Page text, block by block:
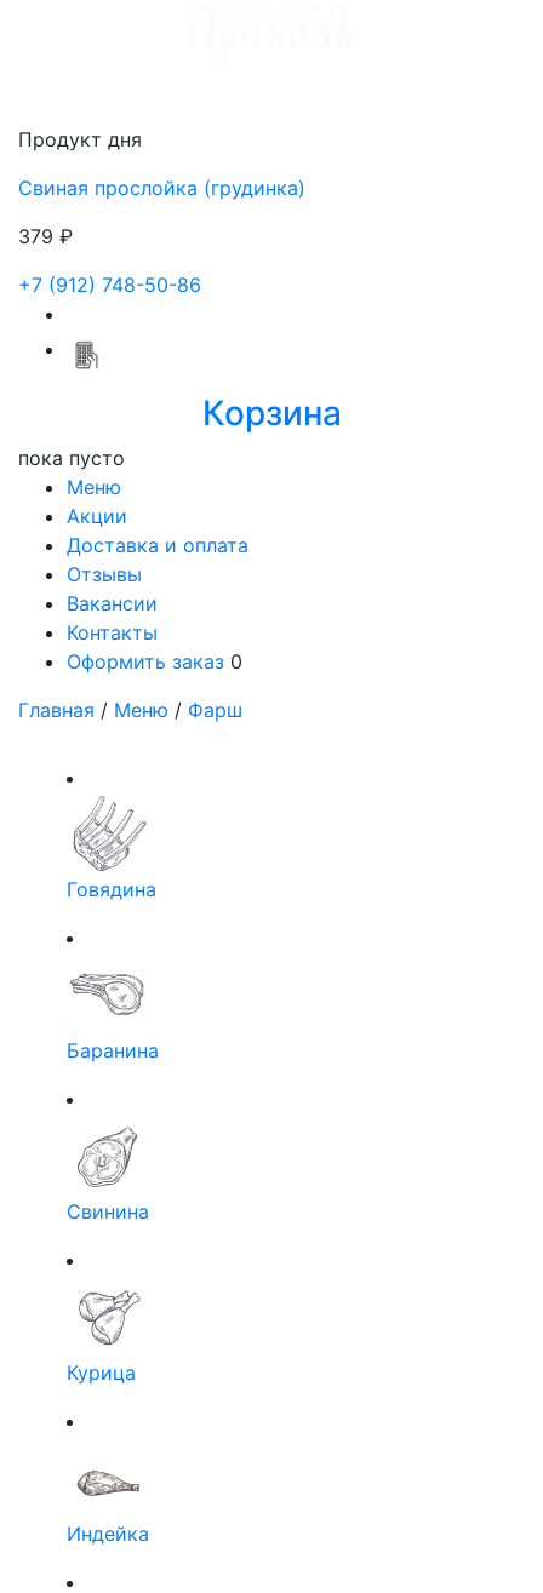
Продукт дня
Свиная прослойка (грудинка)
379 ₽
+7 (912) 748-50-86
Корзина
пока пусто
Меню
Акции
Доставка и оплата
Отзывы
Вакансии
Контакты
Оформить заказ 0
Главная / Меню / Фарш
Говядина
Баранина
Свинина
Курица
Индейка